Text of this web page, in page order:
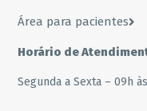
Área para pacientes
Horário de
Segunda a Sexta – 09h